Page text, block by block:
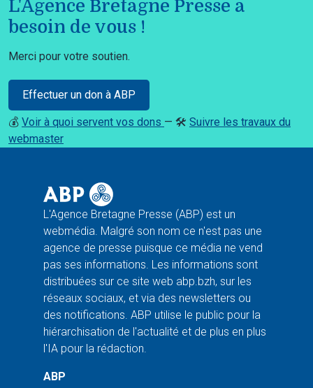
L'Agence Bretagne Presse a
besoin de vous !
Merci pour votre soutien.
Effectuer un don à ABP
💰 Voir à quoi servent vos dons — 🛠️ Suivre les travaux du
webmaster
L'Agence Bretagne Presse (ABP) est un
webmédia. Malgré son nom ce n'est pas une
agence de presse puisque ce média ne vend
pas ses informations. Les informations sont
distribuées sur ce site web abp.bzh, sur les
réseaux sociaux, et via des newsletters ou
des notifications. ABP utilise le public pour la
hiérarchisation de l'actualité et de plus en plus
l'IA pour la rédaction.
ABP